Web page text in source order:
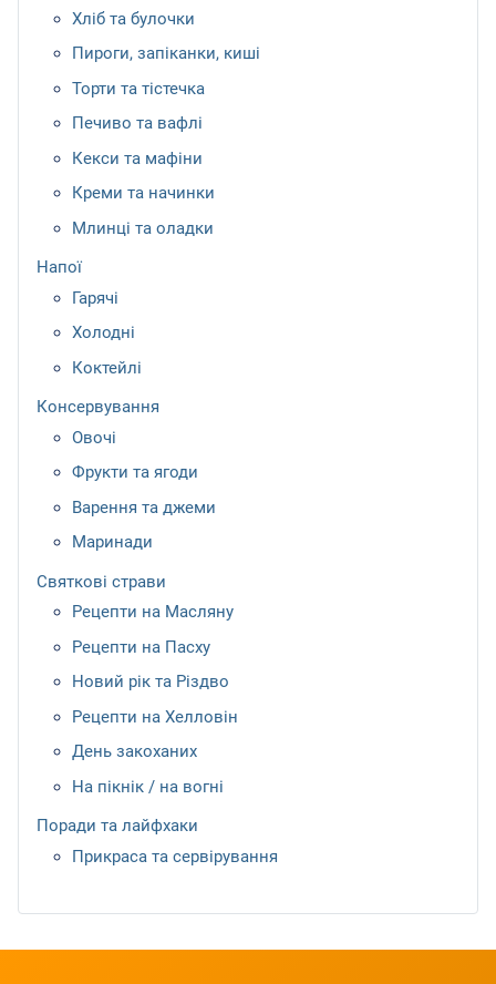
Хліб та булочки
Пироги, запіканки, киші
Торти та тістечка
Печиво та вафлі
Кекси та мафіни
Креми та начинки
Млинці та оладки
Напої
Гарячі
Холодні
Коктейлі
Консервування
Овочі
Фрукти та ягоди
Варення та джеми
Маринади
Святкові страви
Рецепти на Масляну
Рецепти на Пасху
Новий рік та Різдво
Рецепти на Хелловін
День закоханих
На пікнік / на вогні
Поради та лайфхаки
Прикраса та сервірування